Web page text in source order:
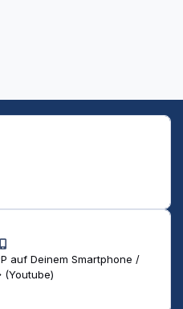
auf Deinem Smartphone /
(Youtube)